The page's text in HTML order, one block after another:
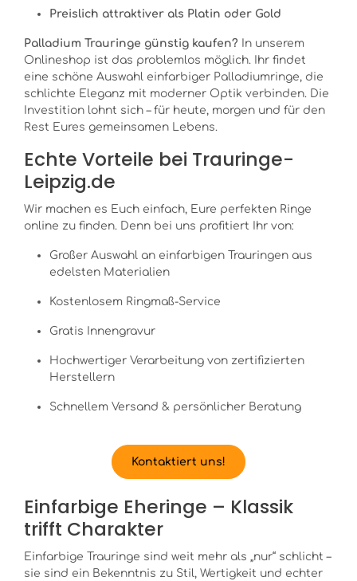
Preislich attraktiver als Platin oder Gold
Palladium Trauringe günstig kaufen? In unserem
Onlineshop ist das problemlos möglich. Ihr findet
eine schöne Auswahl einfarbiger Palladiumringe, die
schlichte Eleganz mit moderner Optik verbinden. Die
Investition lohnt sich – für heute, morgen und für den
Rest Eures gemeinsamen Lebens.
Echte Vorteile bei Trauringe-
Leipzig.de
Wir machen es Euch einfach, Eure perfekten Ringe
online zu finden. Denn bei uns profitiert Ihr von:
Großer Auswahl an einfarbigen Trauringen aus
edelsten Materialien
Kostenlosem Ringmaß-Service
Gratis Innengravur
Hochwertiger Verarbeitung von zertifizierten
Herstellern
Schnellem Versand & persönlicher Beratung
Kontaktiert uns!
Einfarbige Eheringe – Klassik
trifft Charakter
Einfarbige Trauringe sind weit mehr als „nur“ schlicht –
sie sind ein Bekenntnis zu Stil, Wertigkeit und echter